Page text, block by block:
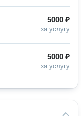
5000 ₽
за услугу
5000 ₽
за услугу